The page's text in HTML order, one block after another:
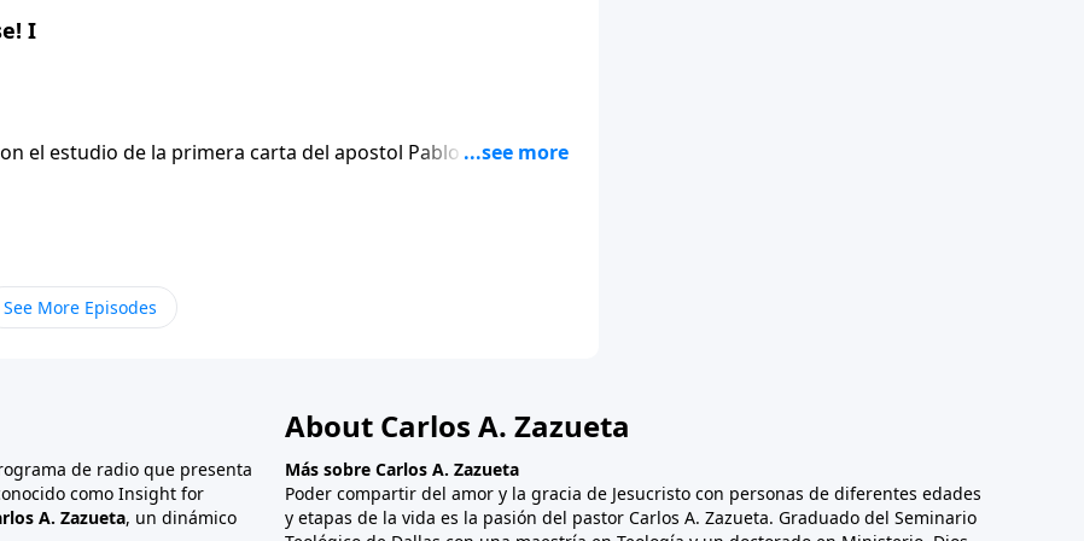
I
el estudio de la primera carta del apostol Pablo a los
de
siendo el punto mas apasionado de toda su carta.
See More Episodes
de radio que presenta
como Insight for
A. Zazueta, un dinámico
About Carlos A. Zazueta
Más sobre Carlos A. Zazueta
Poder compartir del amor y la gracia de Jesucristo con personas de diferentes edades
y etapas de la vida es la pasión del pastor Carlos A. Zazueta. Graduado del Seminario